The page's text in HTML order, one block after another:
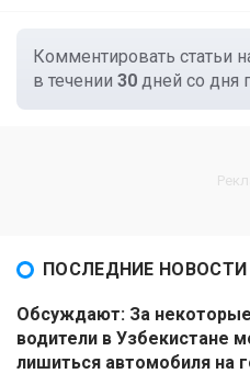
Комментировать статьи
в течении 30 дней со дня
ПОСЛЕДНИЕ НОВОСТИ
Обсуждают: За
водители в Узбекистане
лишиться автомобиля на